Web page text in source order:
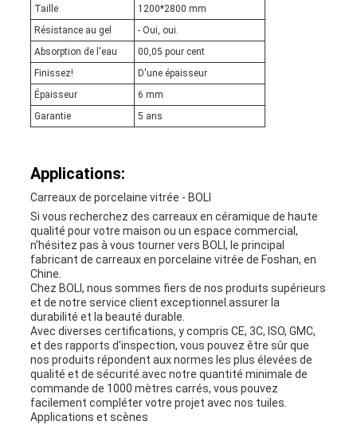
Taille
1200*2800 mm
Résistance au gel
- Oui, oui.
Absorption de l'eau
00,05 pour cent
Finissez!
D'une épaisseur
Épaisseur
6 mm
Garantie
5 ans
Applications:
Carreaux de porcelaine vitrée - BOLI
Si vous recherchez des carreaux en céramique de haute
qualité pour votre maison ou un espace commercial,
n'hésitez pas à vous tourner vers BOLI, le principal
fabricant de carreaux en porcelaine vitrée de Foshan, en
Chine.
Chez BOLI, nous sommes fiers de nos produits supérieurs
et de notre service client exceptionnel.assurer la
durabilité et la beauté durable.
Avec diverses certifications, y compris CE, 3C, ISO, GMC,
et des rapports d'inspection, vous pouvez être sûr que
nos produits répondent aux normes les plus élevées de
qualité et de sécurité.avec notre quantité minimale de
commande de 1000 mètres carrés, vous pouvez
facilement compléter votre projet avec nos tuiles.
Applications et scènes